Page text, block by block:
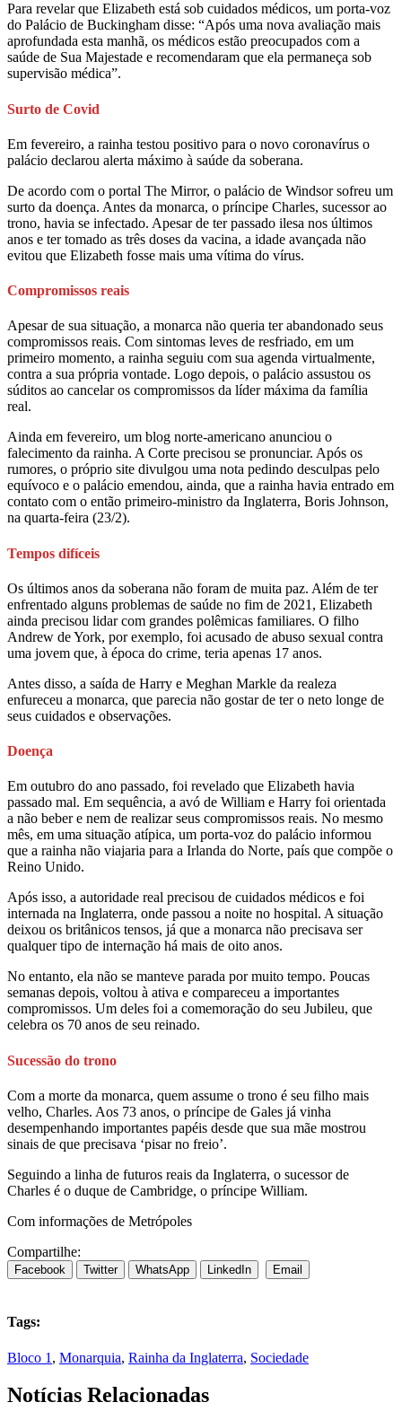
Para revelar que Elizabeth está sob cuidados médicos, um porta-voz
do Palácio de Buckingham disse: “Após uma nova avaliação mais
aprofundada esta manhã, os médicos estão preocupados com a
saúde de Sua Majestade e recomendaram que ela permaneça sob
supervisão médica”.
Surto de Covid
Em fevereiro, a rainha testou positivo para o novo coronavírus o
palácio declarou alerta máximo à saúde da soberana.
De acordo com o portal The Mirror, o palácio de Windsor sofreu um
surto da doença. Antes da monarca, o príncipe Charles, sucessor ao
trono, havia se infectado. Apesar de ter passado ilesa nos últimos
anos e ter tomado as três doses da vacina, a idade avançada não
evitou que Elizabeth fosse mais uma vítima do vírus.
Compromissos reais
Apesar de sua situação, a monarca não queria ter abandonado seus
compromissos reais. Com sintomas leves de resfriado, em um
primeiro momento, a rainha seguiu com sua agenda virtualmente,
contra a sua própria vontade. Logo depois, o palácio assustou os
súditos ao cancelar os compromissos da líder máxima da família
real.
Ainda em fevereiro, um blog norte-americano anunciou o
falecimento da rainha. A Corte precisou se pronunciar. Após os
rumores, o próprio site divulgou uma nota pedindo desculpas pelo
equívoco e o palácio emendou, ainda, que a rainha havia entrado em
contato com o então primeiro-ministro da Inglaterra, Boris Johnson,
na quarta-feira (23/2).
Tempos difíceis
Os últimos anos da soberana não foram de muita paz. Além de ter
enfrentado alguns problemas de saúde no fim de 2021, Elizabeth
ainda precisou lidar com grandes polêmicas familiares. O filho
Andrew de York, por exemplo, foi acusado de abuso sexual contra
uma jovem que, à época do crime, teria apenas 17 anos.
Antes disso, a saída de Harry e Meghan Markle da realeza
enfureceu a monarca, que parecia não gostar de ter o neto longe de
seus cuidados e observações.
Doença
Em outubro do ano passado, foi revelado que Elizabeth havia
passado mal. Em sequência, a avó de William e Harry foi orientada
a não beber e nem de realizar seus compromissos reais. No mesmo
mês, em uma situação atípica, um porta-voz do palácio informou
que a rainha não viajaria para a Irlanda do Norte, país que compõe o
Reino Unido.
Após isso, a autoridade real precisou de cuidados médicos e foi
internada na Inglaterra, onde passou a noite no hospital. A situação
deixou os britânicos tensos, já que a monarca não precisava ser
qualquer tipo de internação há mais de oito anos.
No entanto, ela não se manteve parada por muito tempo. Poucas
semanas depois, voltou à ativa e compareceu a importantes
compromissos. Um deles foi a comemoração do seu Jubileu, que
celebra os 70 anos de seu reinado.
Sucessão do trono
Com a morte da monarca, quem assume o trono é seu filho mais
velho, Charles. Aos 73 anos, o príncipe de Gales já vinha
desempenhando importantes papéis desde que sua mãe mostrou
sinais de que precisava ‘pisar no freio’.
Seguindo a linha de futuros reais da Inglaterra, o sucessor de
Charles é o duque de Cambridge, o príncipe William.
Com informações de Metrópoles
Compartilhe:
Facebook Twitter WhatsApp LinkedIn Email
Tags:
Bloco 1 , Monarquia, Rainha da Inglaterra, Sociedade
Notícias Relacionadas